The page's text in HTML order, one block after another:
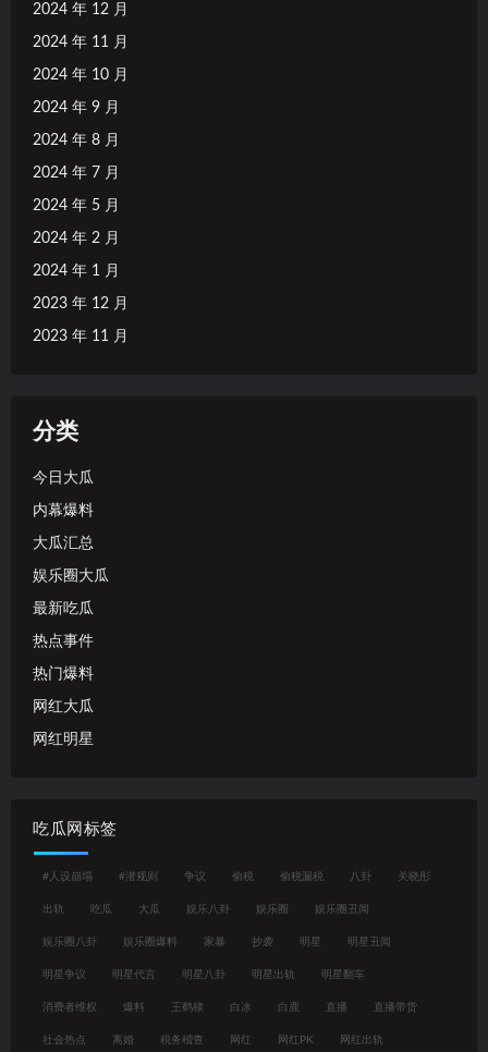
2024 年 12 月
2024 年 11 月
2024 年 10 月
2024 年 9 月
2024 年 8 月
2024 年 7 月
2024 年 5 月
2024 年 2 月
2024 年 1 月
2023 年 12 月
2023 年 11 月
分类
今日大瓜
内幕爆料
大瓜汇总
娱乐圈大瓜
最新吃瓜
热点事件
热门爆料
网红大瓜
网红明星
吃瓜网标签
#人设崩塌 #潜规则 争议 偷税 偷税漏税 八卦 关晓彤
出轨 吃瓜 大瓜 娱乐八卦 娱乐圈 娱乐圈丑闻
娱乐圈八卦 娱乐圈爆料 家暴 抄袭 明星 明星丑闻
明星争议 明星代言 明星八卦 明星出轨 明星翻车
消费者维权 爆料 王鹤棣 白冰 白鹿 直播 直播带货
社会热点 离婚 税务稽查 网红 网红PK 网红出轨